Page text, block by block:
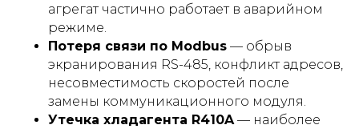
агрегат частично работает в аварийном
режиме.
Потеря связи по Modbus — обрыв
экранирования RS-485, конфликт адресов,
несовместимость скоростей после
замены коммуникационного модуля.
Утечка хладагента R410A — наиболее